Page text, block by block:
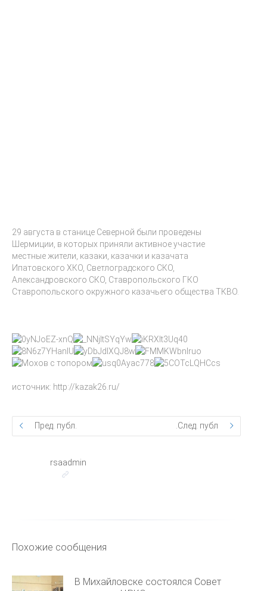
29 августа в станице Северной были проведены
Шермиции, в которых приняли активное участие
местные жители, казаки, казачки и казачата
Ипатовского ХКО, Светлоградского СКО,
Александровского СКО, Ставропольского ГКО
Ставропольского окружного казачьего общества ТКВО.
источник: http://kazak26.ru/
Пред. публ. След. публ.
rsaadmin
Похожие сообщения
В Михайловске состоялся Совет